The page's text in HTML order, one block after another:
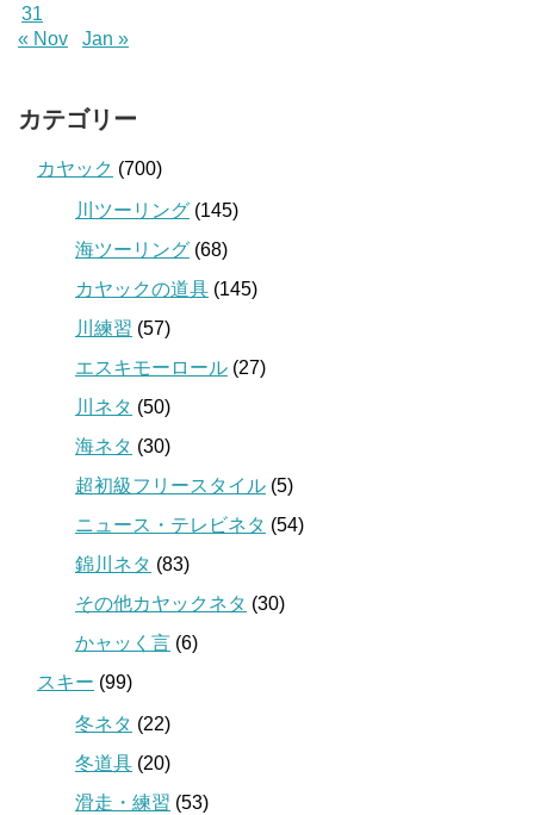
31
« Nov
Jan »
カテゴリー
カヤック (700)
川ツーリング (145)
海ツーリング (68)
カヤックの道具 (145)
川練習 (57)
エスキモーロール (27)
川ネタ (50)
海ネタ (30)
超初級フリースタイル (5)
ニュース・テレビネタ (54)
錦川ネタ (83)
その他カヤックネタ (30)
かャッく言 (6)
スキー (99)
冬ネタ (22)
冬道具 (20)
滑走・練習 (53)